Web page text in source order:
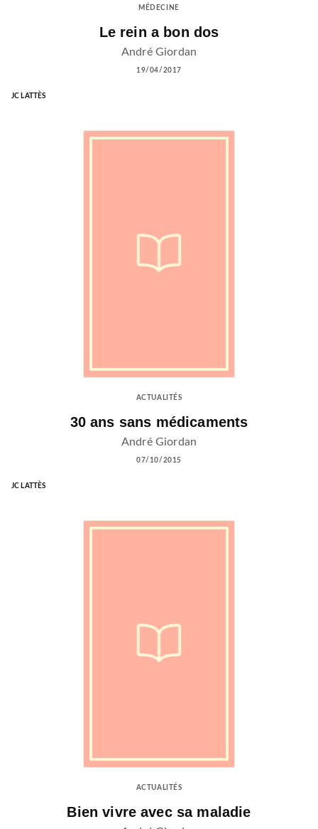
MÉDECINE
Le rein a bon dos
André Giordan
19/04/2017
JC LATTÈS
ACTUALITÉS
30 ans sans médicaments
André Giordan
07/10/2015
JC LATTÈS
ACTUALITÉS
Bien vivre avec sa maladie